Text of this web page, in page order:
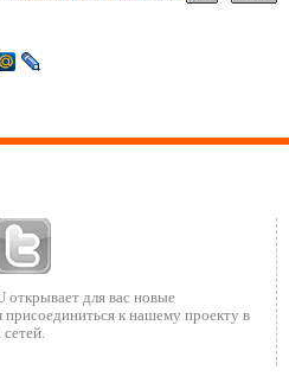
открывает для вас новые
к нашему проекту в